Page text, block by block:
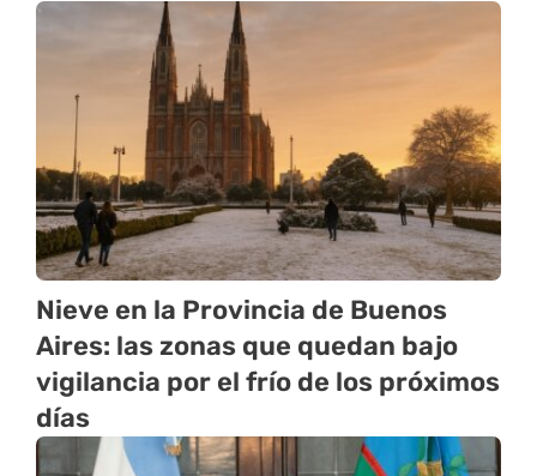
Nieve en la Provincia de Buenos
Aires: las zonas que quedan bajo
vigilancia por el frío de los próximos
días